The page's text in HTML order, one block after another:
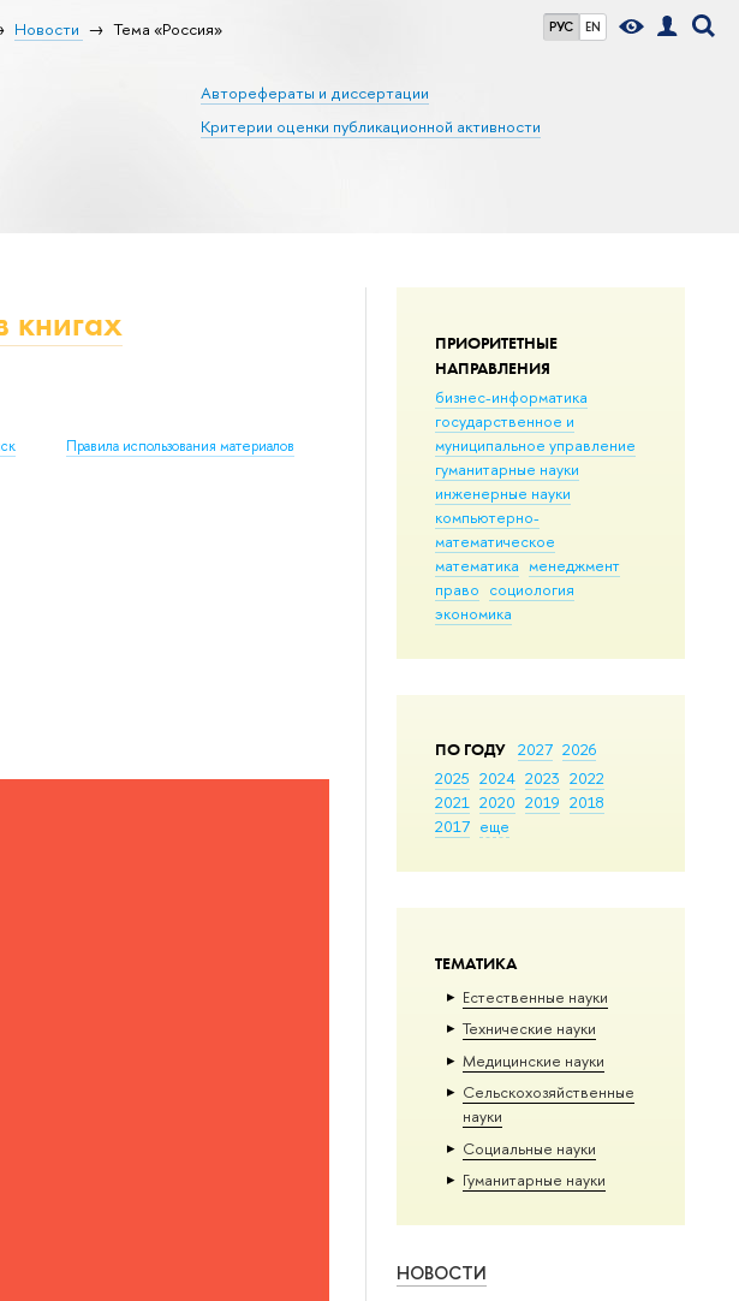
РУС EN
Новости Тема «Россия»
Авторефераты и диссертации
Критерии оценки публикационной активности
ПРИОРИТЕТНЫЕ
НАПРАВЛЕНИЯ
бизнес-информатика
государственное и
муниципальное управление
гуманитарные науки
инженерные науки
компьютерно-
математическое
математика менеджмент
право социология
экономика
ПО ГОДУ 2027 2026
2025 2024 2023 2022
2021 2020 2019 2018
2017 еще
ТЕМАТИКА
Естественные науки
Тех­ничес­кие науки
Медицинские науки
Сельскохозяйственные
науки
Социальные науки
Гуманитарные науки
НОВОСТИ
книгах
Правила использования материалов